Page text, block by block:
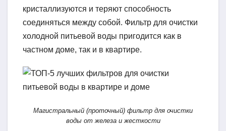
кристаллизуются и теряют способность
соединяться между собой. Фильтр для очистки
холодной питьевой воды пригодится как в
частном доме, так и в квартире.
Магистральный (проточный) фильтр для очистки
воды от железа и жесткости